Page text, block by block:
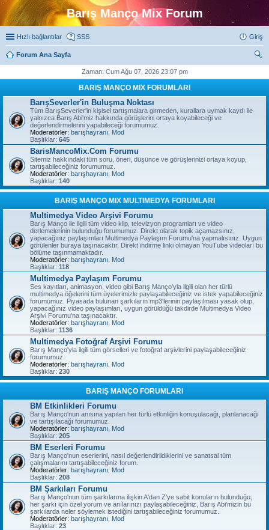
Barış Manço Mix Forum
Hızlı bağlantılar SSS Giriş
Forum Ana Sayfa
Zaman: Cum Ağu 07, 2026 23:07 pm
BARIŞ MANÇO MIX FORUMLARI
BarışSeverler'in Buluşma Noktası
Tüm BarışSeverler'in kişisel tartışmalara girmeden, kurallara uymak kaydı ile
yalnızca Barış Abi'miz hakkında görüşlerini ortaya koyabileceği ve
değerlendirmelerini yapabileceği forumumuz.
Moderatörler: barışhayranı
Mod
Başlıklar: 645
BarisMancoMix.Com Forumu
Sitemiz hakkındaki tüm soru, öneri, düşünce ve görüşlerinizi ortaya koyup,
tartışabileceğiniz forumumuz.
Moderatörler: barışhayranı
Mod
Başlıklar: 140
BARIŞ MANÇO MIX MULTIMEDYA FORUMLARI
Multimedya Video Arşivi Forumu
Barış Manço ile ilgili tüm video klip, televizyon programları ve video
derlemelerinin bulunduğu forumumuz. Direkt olarak topik açamazsınız,
yapacağınız paylaşımları Multimedya Paylaşım Forumu'na yapmalısınız. Uygun
görülenler buraya taşınacaktır. Direkt indirme linki olmayan YouTube videoları bu
bölüme taşınmamaktadır.
Moderatörler: barışhayranı
Mod
Başlıklar: 118
Multimedya Paylaşım Forumu
Ses kayıtları, animasyon, video gibi Barış Manço'yla ilgili olan her türlü
multimedya öğelerini tüm üyelerimizle paylaşabileceğiniz ve istek yapabileceğiniz
forumumuz. Piyasada bulunan şarkıların mp3'lerinin paylaşılması yasak olup,
yapacağınız video paylaşımları, uygun görüldüğü takdirde Multimedya Video
Arşivi Forumu'na taşınacaktır.
Moderatörler: barışhayranı
Mod
Başlıklar: 1136
Multimedya Fotoğraf Arşivi Forumu
Barış Manço'yla ilgili tüm görselleri ve fotoğraf arşivlerini paylaşabileceğiniz
forumumuz.
Moderatörler: barışhayranı
Mod
Başlıklar: 230
BARIŞ MANÇO FORUMLARI
BM Etkinlikleri Forumu
Barış Manço'nun anısına yapılan her türlü etkinliğin konuşulacağı, planlanacağı
ve tartışılacağı forumumuz.
Moderatörler: barışhayranı
Mod
Başlıklar: 205
BM Eserleri Forumu
Barış Manço'nun eserlerini, nasıl değerlendirildiklerini ve sanatsal tüm
çalışmalarını tartışabileceğiniz forum.
Moderatörler: barışhayranı
Mod
Başlıklar: 208
BM Şarkıları Forumu
Barış Manço'nun tüm şarkılarına ilişkin A'dan Z'ye sabit konuların bulunduğu,
her şarkı için özel yorum ve anılarınızı paylaşabileceğiniz, Barış Abi'mizin bu
şarkılarda neler söylemek istediğini tartışabileceğiniz forumumuz.
Moderatörler: barışhayranı
Mod
Başlıklar: 23